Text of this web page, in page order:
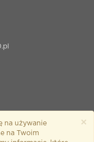
×
na używanie
na Twoim